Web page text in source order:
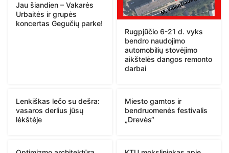
Jau šiandien – Vakarės
Urbaitės ir grupės
koncertas Gegučių parke!
Rugpjūčio 6-21 d. vyks
bendro naudojimo
automobilių stovėjimo
aikštelės dangos remonto
darbai
Lenkiškas lečo su dešra:
vasaros derlius jūsų
lėkštėje
Miesto gamtos ir
bendruomenės festivalis
„Drevės“